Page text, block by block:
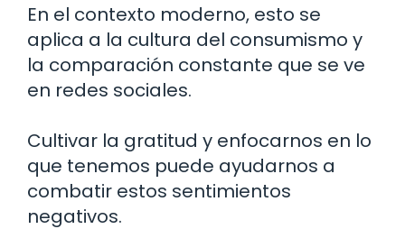
En el contexto moderno, esto se
aplica a la cultura del consumismo y
la comparación constante que se ve
en redes sociales.
Cultivar la gratitud y enfocarnos en lo
que tenemos puede ayudarnos a
combatir estos sentimientos
negativos.